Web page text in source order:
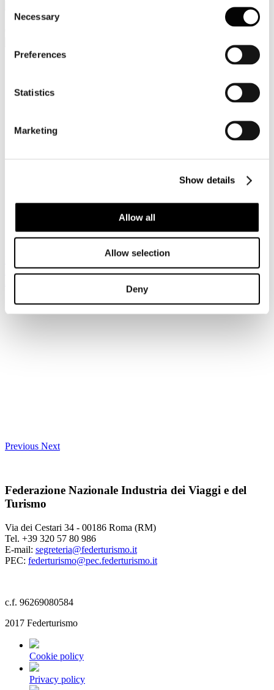
Selection
Necessary
Preferences
Statistics
Marketing
Show details
Allow all
Allow selection
Deny
Ricordami
Login
Risparmia con le nostre convenzioni
Previous Next
Federazione Nazionale Industria dei Viaggi e del
Turismo
Via dei Cestari 34 - 00186 Roma (RM)
Tel. +39 320 57 80 986
E-mail: segreteria@federturismo.it
PEC: federturismo@pec.federturismo.it
c.f. 96269080584
2017 Federturismo
Cookie policy
Privacy policy